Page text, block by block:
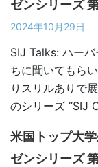
ゼンシリーズ
2024年10月29日
SIJ Talks: ハー
ちに聞いてもら
りスリルありで
のシリーズ “SIJ
米国トップ大
ゼンシリーズ